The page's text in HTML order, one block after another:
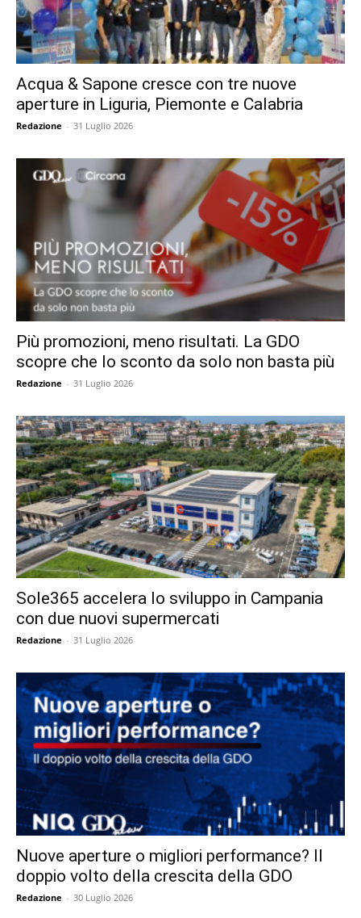
Acqua & Sapone cresce con tre nuove
aperture in Liguria, Piemonte e Calabria
Redazione - 31 Luglio 2026
Più promozioni, meno risultati. La GDO
scopre che lo sconto da solo non basta più
Redazione - 31 Luglio 2026
Sole365 accelera lo sviluppo in Campania
con due nuovi supermercati
Redazione - 31 Luglio 2026
Nuove aperture o migliori performance? Il
doppio volto della crescita della GDO
Redazione - 30 Luglio 2026